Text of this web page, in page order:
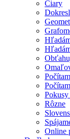
Čiary
Rôzne
Online